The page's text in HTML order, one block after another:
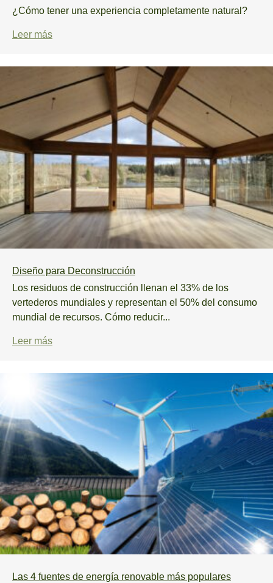
¿Cómo tener una experiencia completamente natural?
Leer más
Diseño para Deconstrucción
Los residuos de construcción llenan el 33% de los
vertederos mundiales y representan el 50% del consumo
mundial de recursos. Cómo reducir...
Leer más
Las 4 fuentes de energía renovable más populares